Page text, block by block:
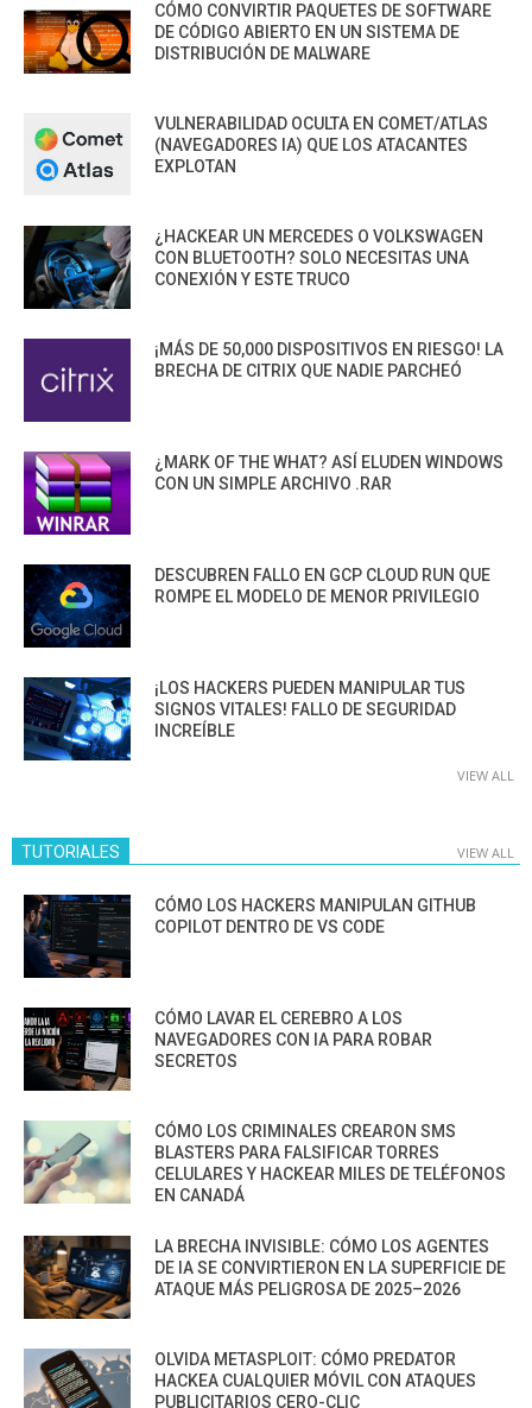
CÓMO CONVIRTIR PAQUETES DE SOFTWARE
DE CÓDIGO ABIERTO EN UN SISTEMA DE
DISTRIBUCIÓN DE MALWARE
VULNERABILIDAD OCULTA EN COMET/ATLAS
(NAVEGADORES IA) QUE LOS ATACANTES
EXPLOTAN
¿HACKEAR UN MERCEDES O VOLKSWAGEN
CON BLUETOOTH? SOLO NECESITAS UNA
CONEXIÓN Y ESTE TRUCO
¡MÁS DE 50,000 DISPOSITIVOS EN RIESGO! LA
BRECHA DE CITRIX QUE NADIE PARCHEÓ
¿MARK OF THE WHAT? ASÍ ELUDEN WINDOWS
CON UN SIMPLE ARCHIVO .RAR
DESCUBREN FALLO EN GCP CLOUD RUN QUE
ROMPE EL MODELO DE MENOR PRIVILEGIO
¡LOS HACKERS PUEDEN MANIPULAR TUS
SIGNOS VITALES! FALLO DE SEGURIDAD
INCREÍBLE
VIEW ALL
TUTORIALES VIEW ALL
CÓMO LOS HACKERS MANIPULAN GITHUB
COPILOT DENTRO DE VS CODE
CÓMO LAVAR EL CEREBRO A LOS
NAVEGADORES CON IA PARA ROBAR
SECRETOS
CÓMO LOS CRIMINALES CREARON SMS
BLASTERS PARA FALSIFICAR TORRES
CELULARES Y HACKEAR MILES DE TELÉFONOS
EN CANADÁ
LA BRECHA INVISIBLE: CÓMO LOS AGENTES
DE IA SE CONVIRTIERON EN LA SUPERFICIE DE
ATAQUE MÁS PELIGROSA DE 2025–2026
OLVIDA METASPLOIT: CÓMO PREDATOR
HACKEA CUALQUIER MÓVIL CON ATAQUES
PUBLICITARIOS CERO-CLIC